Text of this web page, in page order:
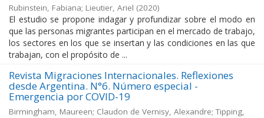
Rubinstein, Fabiana; Lieutier, Ariel (2020)
El estudio se propone indagar y profundizar sobre el modo en
que las personas migrantes participan en el mercado de trabajo,
los sectores en los que se insertan y las condiciones en las que
trabajan, con el propósito de ...
Revista Migraciones Internacionales. Reflexiones
desde Argentina. N°6. Número especial -
Emergencia por COVID-19
Birmingham, Maureen; Claudon de Vernisy, Alexandre; Tipping,